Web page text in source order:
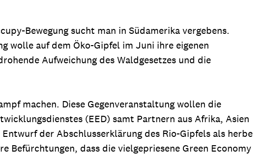
Bewegung sucht man in Südamerika vergebens.
wolle auf dem Öko-Gipfel im Juni ihre eigenen
Aufweichung des Waldgesetzes und die
machen. Diese Gegenveranstaltung wollen die
(EED) samt Partnern aus Afrika, Asien
der Abschlusserklärung des Rio-Gipfels als herbe
Befürchtungen, dass die vielgepriesene Green Economy